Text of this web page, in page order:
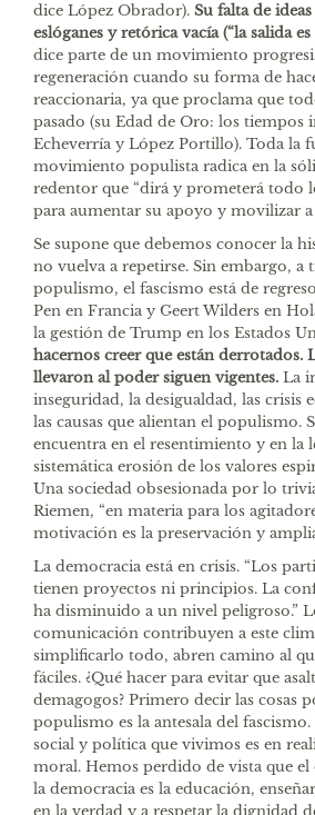
dice López Obrador). Su falta de
eslóganes y retórica vacía (“la salida
dice parte de un movimiento
regeneración cuando su forma de
reaccionaria, ya que proclama que
pasado (su Edad de Oro: los tiempos
Echeverría y López Portillo). Toda la
movimiento populista radica en la
redentor que “dirá y prometerá todo
para aumentar su apoyo y movilizar a
Se supone que debemos conocer la
no vuelva a repetirse. Sin embargo, a
populismo, el fascismo está de
Pen en Francia y Geert Wilders en
la gestión de Trump en los Estados
hacernos creer que están derrotados.
llevaron al poder siguen vigentes. La
inseguridad, la desigualdad, las crisis
las causas que alientan el populismo.
encuentra en el resentimiento y en la
sistemática erosión de los valores
Una sociedad obsesionada por lo
Riemen, “en materia para los
motivación es la preservación y
La democracia está en crisis. “Los
tienen proyectos ni principios. La
ha disminuido a un nivel peligroso.”
comunicación contribuyen a este
simplificarlo todo, abren camino al
fáciles. ¿Qué hacer para evitar que
demagogos? Primero decir las cosas
populismo es la antesala del
social y política que vivimos es en
moral. Hemos perdido de vista que
la democracia es la educación,